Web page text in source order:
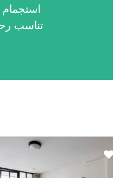
استجمام
تناسب